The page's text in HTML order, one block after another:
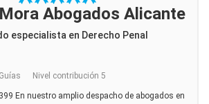
Abogados Alicante
especialista en Derecho Penal
Nivel contribución 5
En nuestro amplio despacho de abogados en